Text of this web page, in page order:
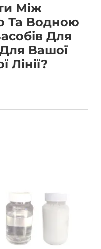
Між
Та Водною
Для
Вашої
Лінії?